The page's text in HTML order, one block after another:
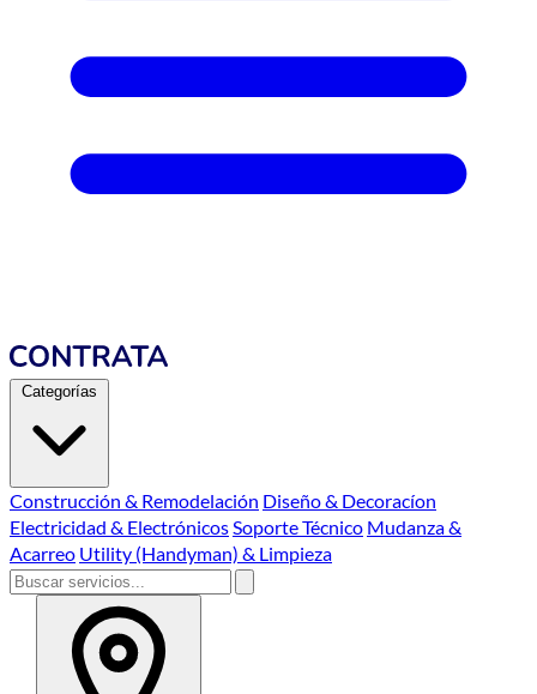
Categorías
Construcción & Remodelación Diseño & Decoracíon
Electricidad & ElectrónicosSoporte Técnico Mudanza &
Acarreo Utility (Handyman) & Limpieza